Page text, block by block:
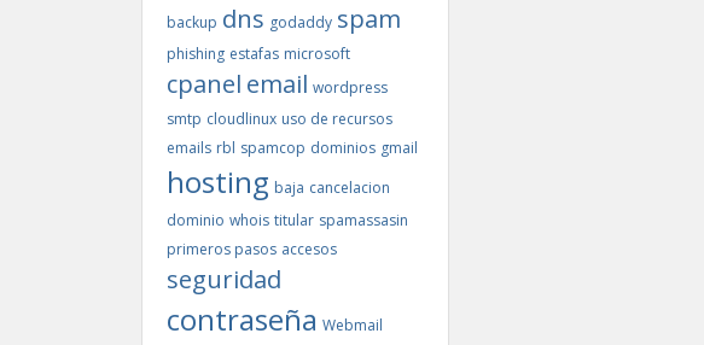
backup dns godaddy spam
phishing estafas microsoft
cpanel email wordpress
smtp cloudlinux uso de recursos
emails rbl spamcop dominios gmail
hosting baja cancelacion
dominio whois titular spamassasin
primeros pasos accesos
seguridad
contraseña Webmail